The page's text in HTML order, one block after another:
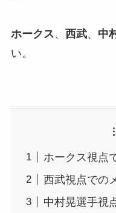
ホークス、 西武、 中
い。
ホークス視点
西武視点での
中村晃選手視